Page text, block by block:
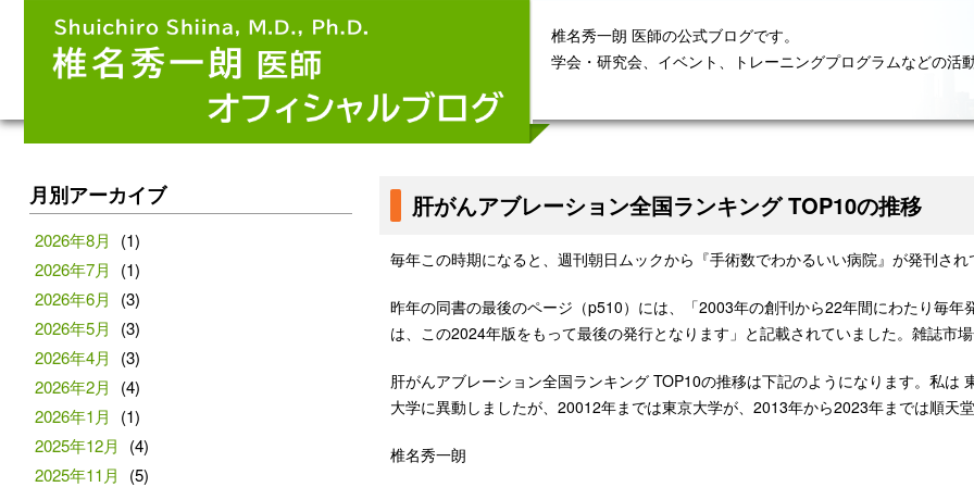
椎名秀一朗 医師の公式ブログです。
学会・研究会、イベント、トレーニングプログラムなどの活
肝がんアブレーション全国ランキング TOP10の推移
毎年この時期になると、週刊朝日ムックから『手術数でわかるいい病院』が発刊さ
昨年の同書の最後のページ（p510）には、「2003年の創刊から22年間にわたり毎
は、この2024年版をもって最後の発行となります」と記載されていました。雑誌市
肝がんアブレーション全国ランキング TOP10の推移は下記のようになります。私
大学に異動しましたが、20012年までは東京大学が、2013年から2023年までは順天
椎名秀一朗
月別アーカイブ
2026年8月
(1)
2026年7月
(1)
2026年6月
(3)
2026年5月
(3)
2026年4月
(3)
2026年2月
(4)
2026年1月
(1)
2025年12月
(4)
2025年11月
(5)